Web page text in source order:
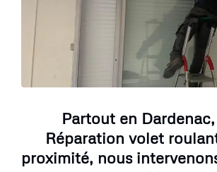
Partout en
Réparation volet
proximité, nous